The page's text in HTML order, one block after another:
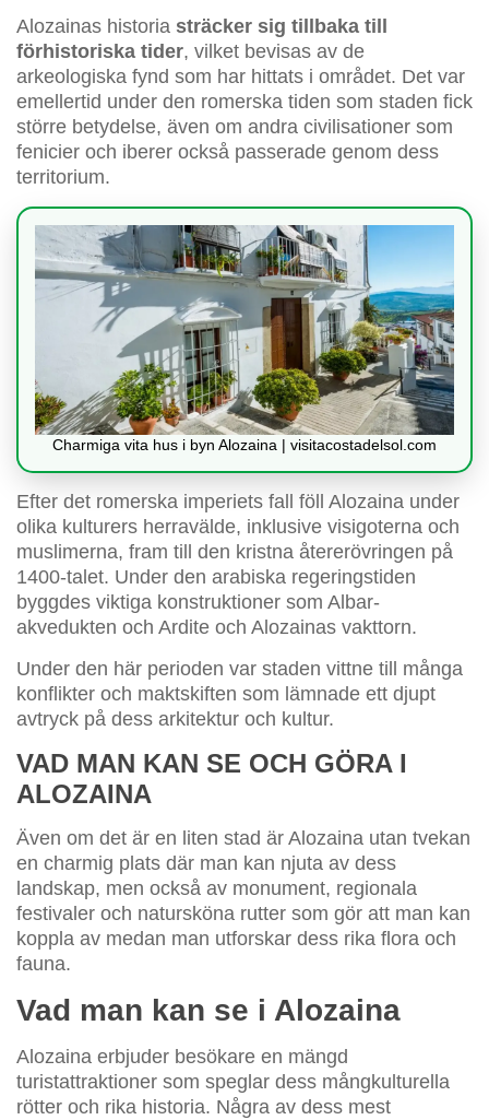
Alozainas historia sträcker sig tillbaka till
förhistoriska tider, vilket bevisas av de
arkeologiska fynd som har hittats i området. Det var
emellertid under den romerska tiden som staden fick
större betydelse, även om andra civilisationer som
fenicier och iberer också passerade genom dess
territorium.
Charmiga vita hus i byn Alozaina | visitacostadelsol.com
Efter det romerska imperiets fall föll Alozaina under
olika kulturers herravälde, inklusive visigoterna och
muslimerna, fram till den kristna återerövringen på
1400-talet. Under den arabiska regeringstiden
byggdes viktiga konstruktioner som Albar-
akvedukten och Ardite och Alozainas vakttorn.
Under den här perioden var staden vittne till många
konflikter och maktskiften som lämnade ett djupt
avtryck på dess arkitektur och kultur.
VAD MAN KAN SE OCH GÖRA I
ALOZAINA
Även om det är en liten stad är Alozaina utan tvekan
en charmig plats där man kan njuta av dess
landskap, men också av monument, regionala
festivaler och natursköna rutter som gör att man kan
koppla av medan man utforskar dess rika flora och
fauna.
Vad man kan se i Alozaina
Alozaina erbjuder besökare en mängd
turistattraktioner som speglar dess mångkulturella
rötter och rika historia. Några av dess mest